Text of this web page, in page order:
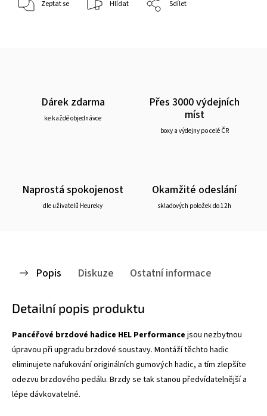
Zeptat se Hlídat Sdílet
Dárek zdarma
ke každé objednávce
Přes 3000 výdejních
míst
boxy a výdejny po celé ČR
Naprostá spokojenost
dle uživatelů Heureky
Okamžité odeslání
skladových položek do 12h
Popis Diskuze Ostatní informace
Detailní popis produktu
Pancéřové brzdové hadice HEL Performance jsou nezbytnou
úpravou při upgradu brzdové soustavy. Montáží těchto hadic
eliminujete nafukování originálních gumových hadic, a tím zlepšíte
odezvu brzdového pedálu. Brzdy se tak stanou předvídatelnější a
lépe dávkovatelné.